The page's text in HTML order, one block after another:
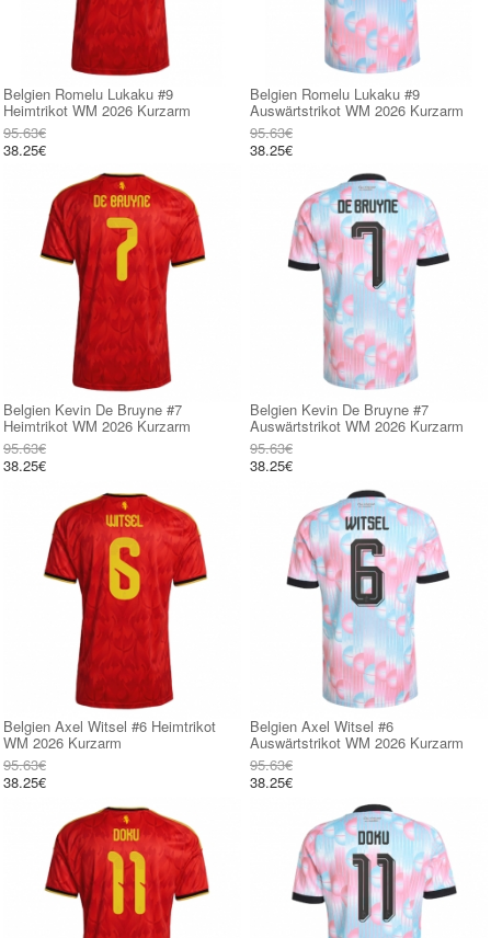
Belgien Romelu Lukaku #9
Heimtrikot WM 2026 Kurzarm
95.63€
38.25€
Belgien Romelu Lukaku #9
Auswärtstrikot WM 2026 Kurzarm
95.63€
38.25€
Belgien Kevin De Bruyne #7
Heimtrikot WM 2026 Kurzarm
95.63€
38.25€
Belgien Kevin De Bruyne #7
Auswärtstrikot WM 2026 Kurzarm
95.63€
38.25€
Belgien Axel Witsel #6 Heimtrikot
WM 2026 Kurzarm
95.63€
38.25€
Belgien Axel Witsel #6
Auswärtstrikot WM 2026 Kurzarm
95.63€
38.25€